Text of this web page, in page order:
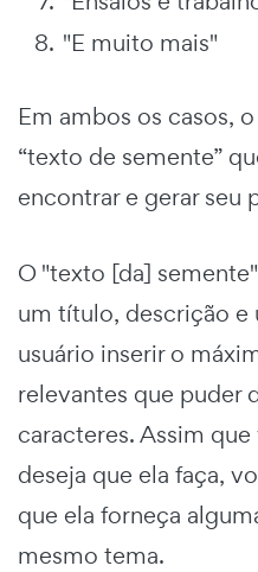
"E muito mais"
Em ambos os casos,
“texto de semente”
encontrar e gerar seu
O "texto [da]
um título, descrição e
usuário inserir o
relevantes que puder
caracteres. Assim
deseja que ela faça,
que ela forneça
mesmo tema.